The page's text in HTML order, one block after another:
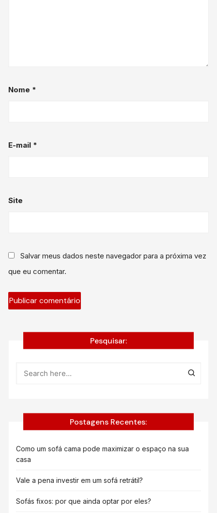
Nome *
E-mail *
Site
Salvar meus dados neste navegador para a próxima vez
que eu comentar.
Pesquisar:
Postagens Recentes:
Como um sofá cama pode maximizar o espaço na sua
casa
Vale a pena investir em um sofá retrátil?
Sofás fixos: por que ainda optar por eles?